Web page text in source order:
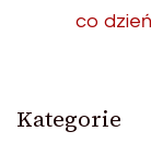
co dzień
Kategorie